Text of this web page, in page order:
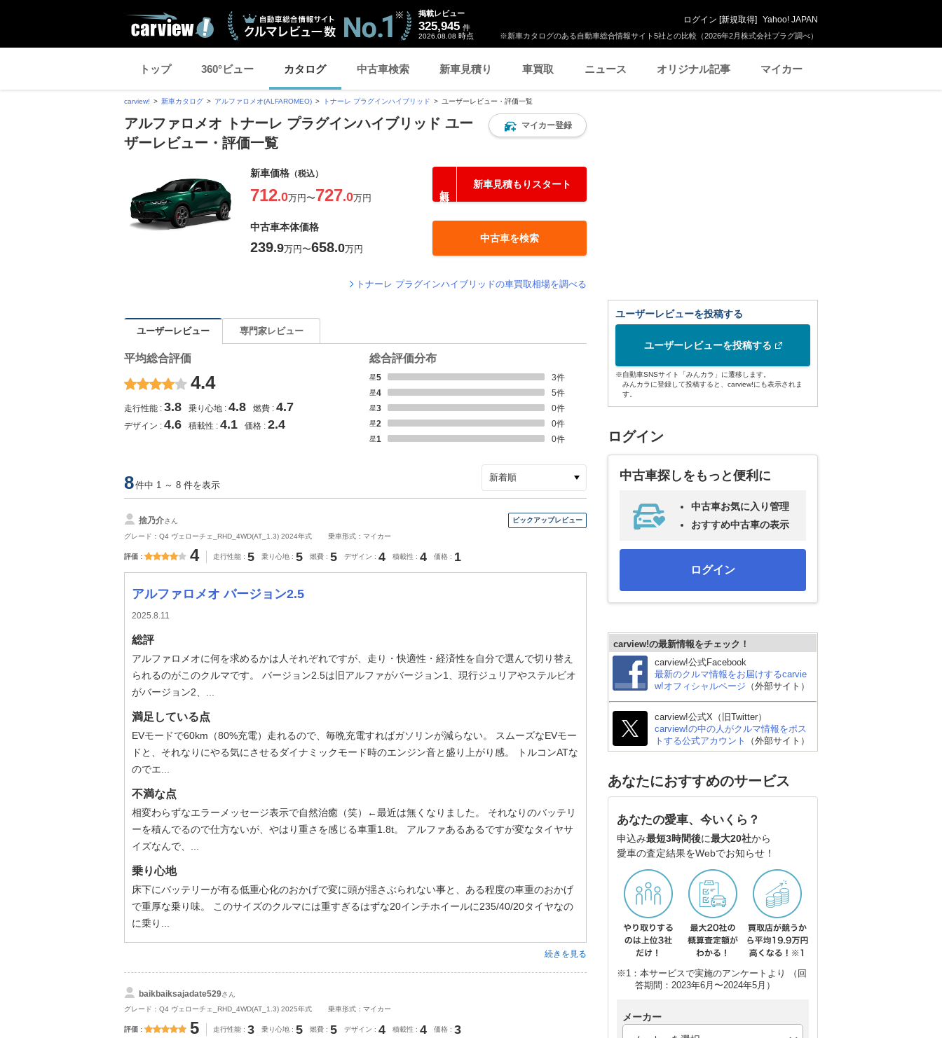
※新車カタログのある自動車総合情報サイト5社との比較（2026年2月株式会社プラグ調べ）
掲載レビュー
325,945 件
2026.08.08 時点
ログイン [新規取得] Yahoo! JAPAN
トップ 360°ビュー カタログ 中古車検索 新車見積り 車買取 ニュース オリジナル記事 マイカー
carview! 新車カタログ アルファロメオ(ALFAROMEO) トナーレ プラグインハイブリッド ユーザーレビュー・評価一覧
アルファロメオ トナーレ プラグインハイブリッド ユー
ザーレビュー・評価一覧
マイカー登録
新車価格 （税込）
712.0万円〜727.0万円
新車見積もりスタート
中古車本体価格
239.9万円〜658.0万円
中古車を検索
トナーレ プラグインハイブリッドの車買取相場を調べる
ユーザーレビュー 専門家レビュー
平均総合評価
4.4
走行性能 3.8 乗り心地 4.8 燃費 4.7
デザイン 4.6 積載性 4.1 価格 2.4
総合評価分布
星5 3件
星4
5件
星3
0件
星2
0件
星1
0件
8件中 1 ～ 8 件を表示
捨乃介さん
グレード：Q4 ヴェローチェ_RHD_4WD(AT_1.3) 2024年式
乗車形式：マイカー
評価 4 走行性能 5 乗り心地 5 燃費 5 デザイン 4 積載性 4 価格 1
アルファロメオ バージョン2.5
2025.8.11
総評
アルファロメオに何を求めるかは人それぞれですが、走り・快適性・経済性を自分で選んで切り替え
られるのがこのクルマです。 バージョン2.5は旧アルファがバージョン1、現行ジュリアやステルビオ
がバージョン2、...
満足している点
EVモードで60km（80%充電）走れるので、毎晩充電すればガソリンが減らない。 スムーズなEVモー
ドと、それなりにやる気にさせるダイナミックモード時のエンジン音と盛り上がり感。 トルコンATな
のでエ...
不満な点
相変わらずなエラーメッセージ表示で自然治癒（笑）←最近は無くなりました。 それなりのバッテリ
ーを積んでるので仕方ないが、やはり重さを感じる車重1.8t。 アルファあるあるですが変なタイヤサ
イズなんで、...
乗り心地
床下にバッテリーが有る低重心化のおかげで変に頭が揺さぶられない事と、ある程度の車重のおかげ
で重厚な乗り味。 このサイズのクルマには重すぎるはずな20インチホイールに235/40/20タイヤなの
に乗り...
続きを見る
baikbaiksajadate529さん
グレード：Q4 ヴェローチェ_RHD_4WD(AT_1.3) 2025年式
乗車形式：マイカー
評価 5 走行性能 3 乗り心地 5 燃費 5 デザイン 4 積載性 4 価格 3
ユーザーレビューを投稿する
ユーザーレビューを投稿する
※自動車SNSサイト「みんカラ」に遷移します。
みんカラに登録して投稿すると、carview!にも表示されま
す。
ログイン
中古車探しをもっと便利に
中古車お気に入り管理
おすすめ中古車の表示
ログイン
carview!の最新情報をチェック！
carview!公式Facebook
最新のクルマ情報をお届けするcarvie
w!オフィシャルページ （外部サイト）
carview!公式X（旧Twitter）
carview!の中の人がクルマ情報をポス
トする公式アカウント
（外部サイト）
あなたにおすすめのサービス
あなたの愛車、今いくら？
申込み最短3時間後に最大20社から
愛車の査定結果をWebでお知らせ！
※1：本サービスで実施のアンケートより （回
答期間：2023年6月〜2024年5月）
メーカー